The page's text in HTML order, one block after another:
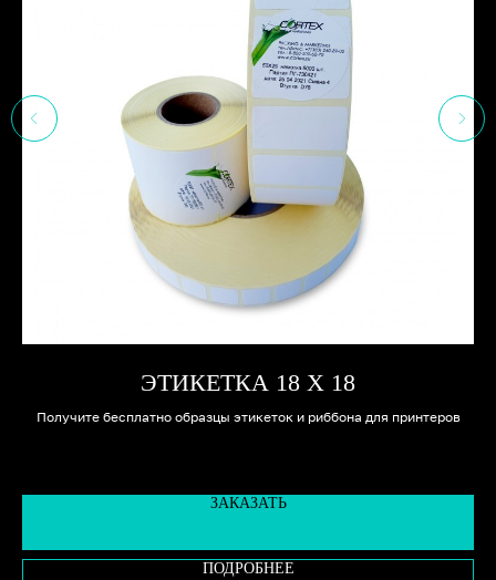
ЭТИКЕТКА 18 Х 18
Получите бесплатно образцы этикеток и риббона для принтеров
ЗАКАЗАТЬ
ПОДРОБНЕЕ